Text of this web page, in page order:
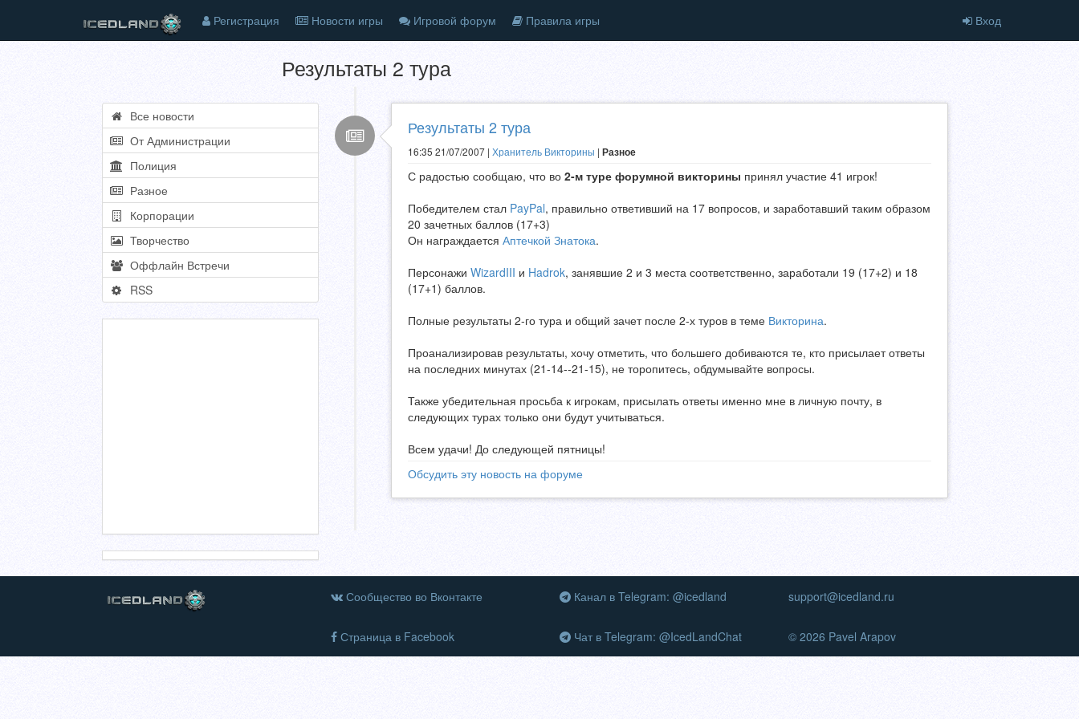
Регистрация Новости игры Игровой форум Правила игры Вход
Результаты 2 тура
Все новости
От Администрации
Полиция
Разное
Корпорации
Творчество
Оффлайн Встречи
RSS
Результаты 2 тура
16:35 21/07/2007 | Хранитель Викторины | Разное
С радостью сообщаю, что во 2-м туре форумной викторины принял участие 41 игрок!
Победителем стал PayPal, правильно ответивший на 17 вопросов, и заработавший таким образом
20 зачетных баллов (17+3)
Он награждается Аптечкой Знатока.
Персонажи WizardIII и Hadrok, занявшие 2 и 3 места соответственно, заработали 19 (17+2) и 18
(17+1) баллов.
Полные результаты 2-го тура и общий зачет после 2-х туров в теме Викторина.
Проанализировав результаты, хочу отметить, что большего добиваются те, кто присылает ответы
на последних минутах (21-14--21-15), не торопитесь, обдумывайте вопросы.
Также убедительная просьба к игрокам, присылать ответы именно мне в личную почту, в
следующих турах только они будут учитываться.
Всем удачи! До следующей пятницы!
Обсудить эту новость на форуме
Сообщество во Вконтакте
Страница в Facebook
Канал в Telegram: @icedland
Чат в Telegram: @IcedLandChat
support@icedland.ru
© 2026 Pavel Arapov